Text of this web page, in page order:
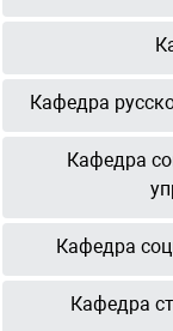
Кафедра
Кафедра
Кафедра
Кафедра